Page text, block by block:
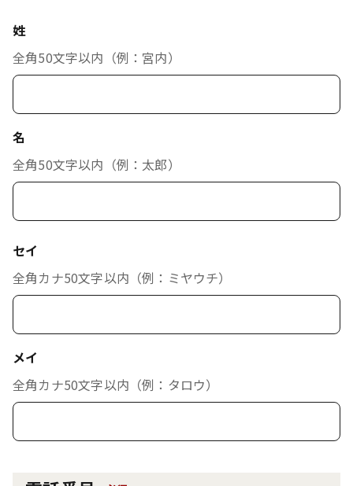
姓
全角50文字以内（例：宮内）
名
全角50文字以内（例：太郎）
セイ
全角カナ50文字以内（例：ミヤウチ）
メイ
全角カナ50文字以内（例：タロウ）